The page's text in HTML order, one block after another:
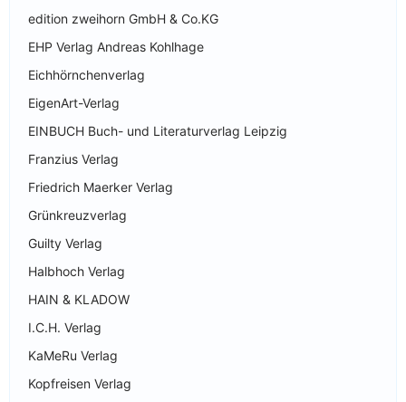
edition zweihorn GmbH & Co.KG
EHP Verlag Andreas Kohlhage
Eichhörnchenverlag
EigenArt-Verlag
EINBUCH Buch- und Literaturverlag Leipzig
Franzius Verlag
Friedrich Maerker Verlag
Grünkreuzverlag
Guilty Verlag
Halbhoch Verlag
HAIN & KLADOW
I.C.H. Verlag
KaMeRu Verlag
Kopfreisen Verlag